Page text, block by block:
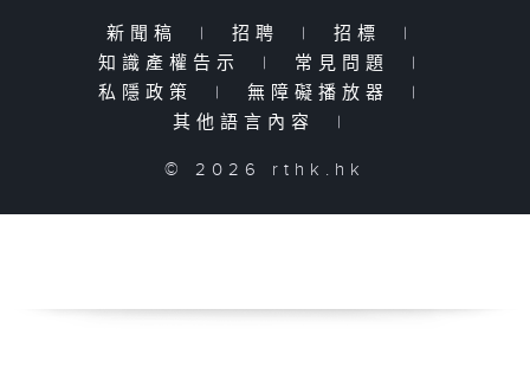
新聞稿 | 招聘 | 招標
|
知識產權告示
| 常見問題
|
私隱政策
| 無障礙播放器
|
其他語言內容
|
© 2026 rthk.hk